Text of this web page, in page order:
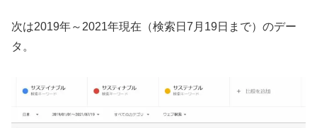
次は2019年～2021年現在（検索日7月19日まで）のデー
タ。